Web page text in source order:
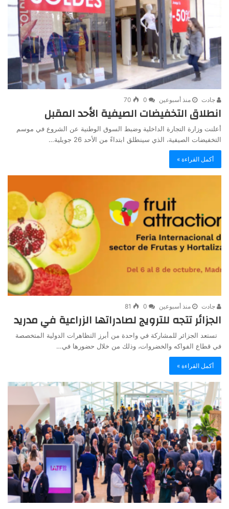
جادت منذ أسبوعين 0
70
انطلاق التخفيضات الصيفية الأحد المقبل
أعلنت وزارة التجارة الداخلية وضبط السوق الوطنية عن الشروع في موسم
التخفيضات الصيفية، الذي سينطلق ابتداءً من الأحد 26 جويلية…
أكمل القراءة »
جادت منذ أسبوعين 0
81
الجزائر تتجه للترويج لصادراتها الزراعية في مدريد
تستعد الجزائر للمشاركة في واحدة من أبرز التظاهرات الدولية المتخصصة
في قطاع الفواكه والخضروات، وذلك من خلال حضورها في…
أكمل القراءة »